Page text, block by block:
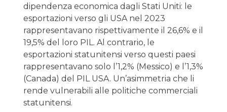
dipendenza economica dagli Stati Uniti: le
esportazioni verso gli USA nel 2023
rappresentavano rispettivamente il 26,6% e il
19,5% del loro PIL. Al contrario, le
esportazioni statunitensi verso questi paesi
rappresentavano solo l’1,2% (Messico) e l’1,3%
(Canada) del PIL USA. Un’asimmetria che li
rende vulnerabili alle politiche commerciali
statunitensi.